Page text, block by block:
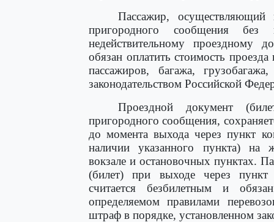
Пассажир, осуществляющий
пригородного сообщения
недействительному проездному
обязан оплатить стоимость
пассажиров, багажа,
законодательством Российской
Проездной документ
пригородного сообщения,
до момента выхода через пункт
наличии указанного пункта) на
вокзале и остановочных пунктах.
(билет) при выходе через пункт
считается безбилетным и
определяемом правилами
штраф в порядке, установленном